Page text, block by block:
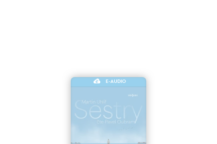
E-AUDIO